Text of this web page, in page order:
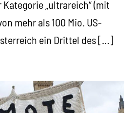
Kategorie „ultrareich“ (mit
mehr als 100 Mio. US-
ein Drittel des […]